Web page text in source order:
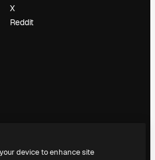
X
Reddit
device to enhance site